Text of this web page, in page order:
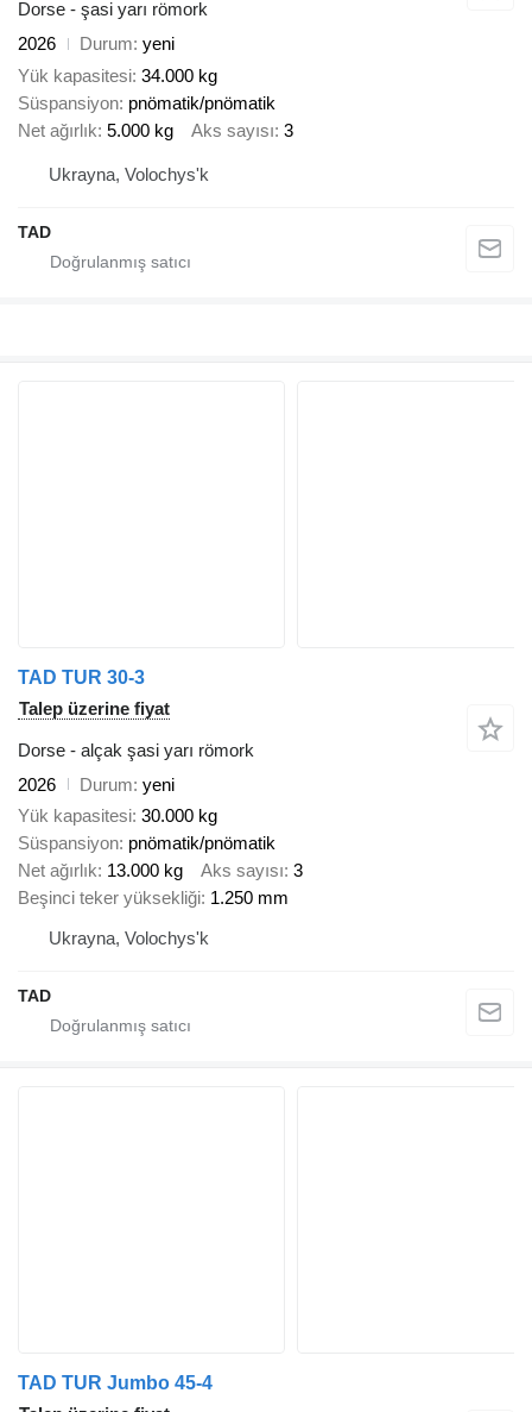
Dorse - şasi yarı römork
2026
Durum yeni
Yük kapasitesi 34.000 kg
Süspansiyon pnömatik/pnömatik
Net ağırlık 5.000 kg Aks sayısı 3
Ukrayna, Volochys'k
TAD
TAD TUR 30-3
Talep üzerine fiyat
Dorse - alçak şasi yarı römork
2026
Durum yeni
Yük kapasitesi 30.000 kg
Süspansiyon pnömatik/pnömatik
Net ağırlık 13.000 kg Aks sayısı 3
Beşinci teker yüksekliği 1.250 mm
Ukrayna, Volochys'k
TAD
TAD TUR Jumbo 45-4